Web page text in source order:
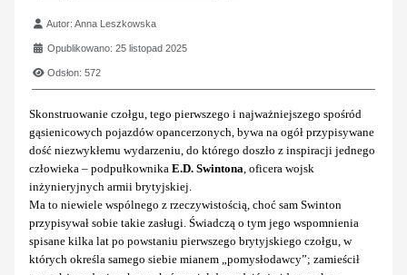
Szczegóły
Autor:Anna Leszkowska
Opublikowano: 25 listopad 2025
Odsłon: 572
Skonstruowanie czołgu, tego pierwszego i najważniejszego spośród
gąsienicowych pojazdów opancerzonych, bywa na ogół przypisywane
dość niezwykłemu wydarzeniu, do którego doszło z inspiracji jednego
człowieka – podpułkownika E.D. Swintona, oficera wojsk
inżynieryjnych armii brytyjskiej.
Ma to niewiele wspólnego z rzeczywistością, choć sam Swinton
przypisywał sobie takie zasługi. Świadczą o tym jego wspomnienia
spisane kilka lat po powstaniu pierwszego brytyjskiego czołgu, w
których określa samego siebie mianem „pomysłodawcy”; zamieścił